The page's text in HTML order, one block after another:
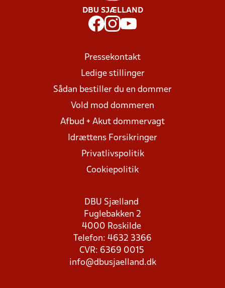
DBU SJÆLLAND
Pressekontakt
Ledige stillinger
Sådan bestiller du en dommer
Vold mod dommeren
Afbud + Akut dommervagt
Idrættens Forsikringer
Privatlivspolitik
Cookiepolitik
DBU Sjælland
Fuglebakken 2
4000 Roskilde
Telefon: 4632 3366
CVR: 6369 0015
info@dbusjaelland.dk